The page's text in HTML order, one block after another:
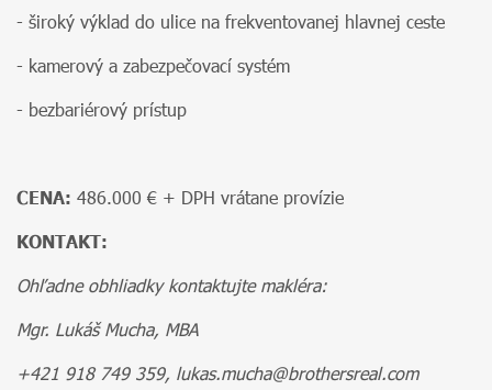
- široký výklad do ulice na frekventovanej hlavnej ceste
- kamerový a zabezpečovací systém
- bezbariérový prístup
CENA: 486.000 € + DPH vrátane provízie
KONTAKT:
Ohľadne obhliadky kontaktujte makléra:
Mgr. Lukáš Mucha, MBA
+421 918 749 359, lukas.mucha@brothersreal.com